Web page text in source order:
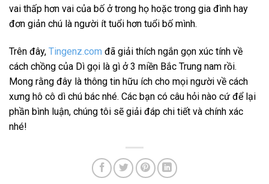
vai thấp hơn vai của bố ở trong họ hoặc trong gia đình hay
đơn giản chú là người ít tuổi hơn tuổi bố mình.
Trên đây, Tingenz.com đã giải thích ngắn gọn xúc tính về
cách chồng của Dì gọi là gì ở 3 miền Bắc Trung nam rồi.
Mong rằng đây là thông tin hữu ích cho mọi người về cách
xưng hô cô dì chú bác nhé. Các bạn có câu hỏi nào cứ để lại
phần bình luận, chúng tôi sẽ giải đáp chi tiết và chính xác
nhé!